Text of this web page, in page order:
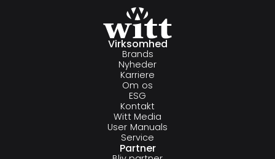
Virksomhed
Brands
Nyheder
Karriere
Om os
ESG
Kontakt
Witt Media
User Manuals
Service
Partner